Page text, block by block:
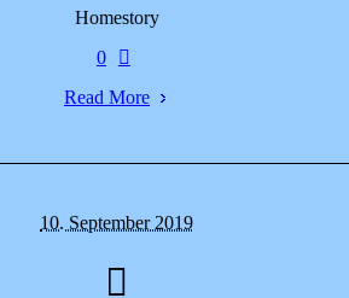
Homestory
0
Read More
10. September 2019